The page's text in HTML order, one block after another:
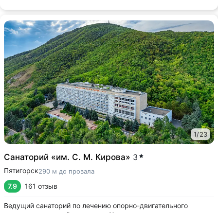
1/23
Санаторий «им. С. М. Кирова» 3
Пятигорск290 м до провала
7.9 161 отзыв
Ведущий санаторий по лечению опорно-двигательного